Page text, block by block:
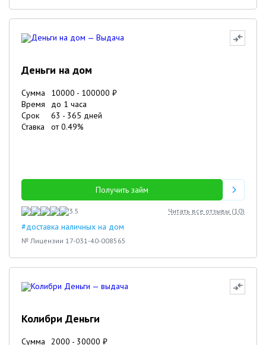
Деньги на дом
Сумма 10000 - 100000 ₽
Время
до 1 часа
Срок
63 - 365 дней
Ставка
от0.49%
Получить займ
3.5 Читать все отзывы (10)
#доставка наличных на дом
№ Лицензии 17-031-40-008565
Колибри Деньги
Сумма 2000 - 30000 ₽